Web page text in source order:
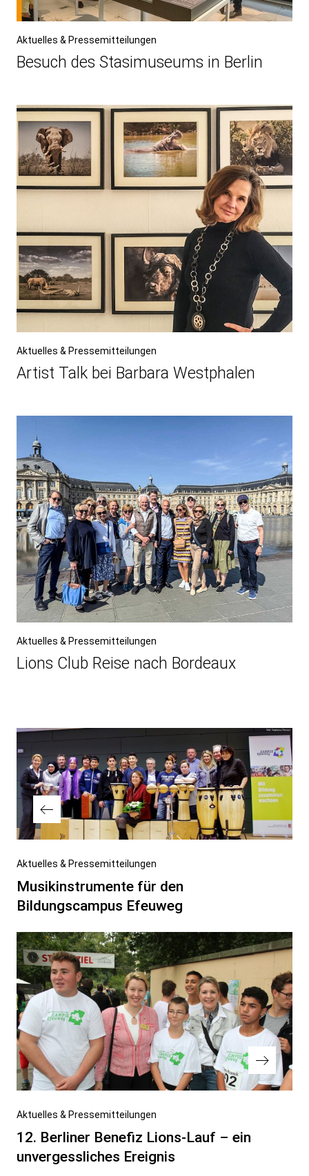
Aktuelles & Pressemitteilungen
Besuch des Stasimuseums in Berlin
Aktuelles & Pressemitteilungen
Artist Talk bei Barbara Westphalen
Aktuelles & Pressemitteilungen
Lions Club Reise nach Bordeaux
Vorheriger
Beitrag
Aktuelles & Pressemitteilungen
Musikinstrumente für den
Bildungscampus Efeuweg
Nächster
Beitrag
Aktuelles & Pressemitteilungen
12. Berliner Benefiz Lions-Lauf – ein
unvergessliches Ereignis